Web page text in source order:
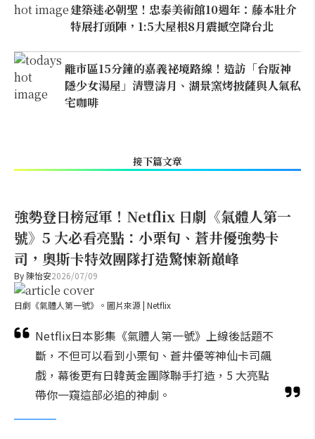
建築迷必朝聖！忠泰美術館10週年：藤本壯介
特展打頭陣，1:5大屋根8月震撼空降台北
離市區15分鐘的嘉義祕境路線！造訪「台版神
隱少女湯屋」清豐濤月、湖景窯烤披薩與人氣私
宅咖啡
接下篇文章
強勢登日榜冠軍！Netflix 日劇《氣體人第一
號》5 大必看亮點：小栗旬、蒼井優強勢卡
司，奧斯卡特效團隊打造驚悚新巔峰
By 陳怡安2026/07/09
日劇《氣體人第一號》。圖片來源 | Netflix
Netflix日本影集《氣體人第一號》上線後話題不
斷，不但可以看到小栗旬、蒼井優等神仙卡司飆
戲，幕後更有日韓黃金團隊聯手打造，5 大亮點
帶你一窺這部必追的神劇。